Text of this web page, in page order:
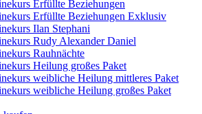
Erfüllte Beziehungen
Erfüllte Beziehungen Exklusiv
Ilan Stephani
Rudy Alexander Daniel
Rauhnächte
Heilung großes Paket
weibliche Heilung mittleres Paket
weibliche Heilung großes Paket